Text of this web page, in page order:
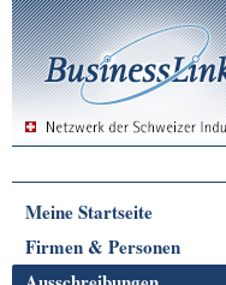
Meine Startseite
Firmen & Personen